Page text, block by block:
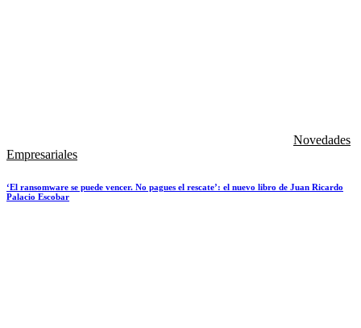
Novedades
Empresariales
‘El ransomware se puede vencer. No pagues el rescate’: el nuevo libro de Juan Ricardo
Palacio Escobar